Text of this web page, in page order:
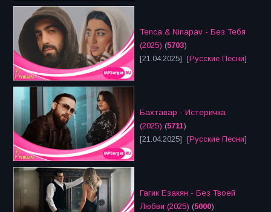
Tenca & Ninapav - Без Тебя
(2025) (5703)
[21.04.2025] [Русские Песни]
Бахтавар - Истеричка
(2025) (5711)
[21.04.2025] [Русские Песни]
Гагик Езакян - Без Твоей
Любви (2025) (5000)